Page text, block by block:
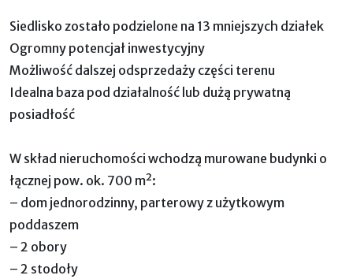
Siedlisko zostało podzielone na 13 mniejszych działek
Ogromny potencjał inwestycyjny
Możliwość dalszej odsprzedaży części terenu
Idealna baza pod działalność lub dużą prywatną
posiadłość
W skład nieruchomości wchodzą murowane budynki o
łącznej pow. ok. 700 m²:
– dom jednorodzinny, parterowy z użytkowym
poddaszem
– 2 obory
– 2 stodoły